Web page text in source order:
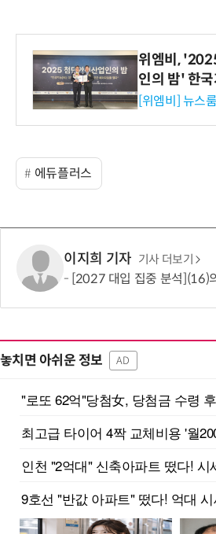
위엠비,
인의 밤' 한
사장상 수상
[위엠비] 뉴스
에듀플러스
이지희 기자 기사 더보기
[2027 대입 집중 분석](16)의대 정원 490명 늘었지만…서
놓치면 아쉬운 정보 AD